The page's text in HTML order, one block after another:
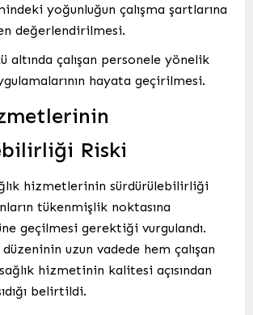
yoğunluğun çalışma şartlarına
değerlendirilmesi.
altında çalışan personele yönelik
hayata geçirilmesi.
Riski
hizmetlerinin sürdürülebilirliği
tükenmişlik noktasına
geçilmesi gerektiği vurgulandı.
düzeninin uzun vadede hem çalışan
hizmetinin kalitesi açısından
belirtildi.